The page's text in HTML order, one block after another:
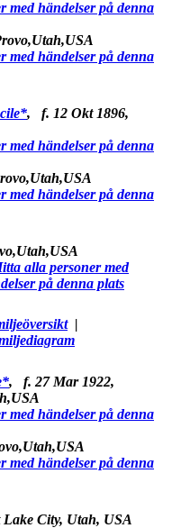
, f. 12 Okt 1896,
|
, f. 27 Mar 1922,
Lake City, Utah, USA